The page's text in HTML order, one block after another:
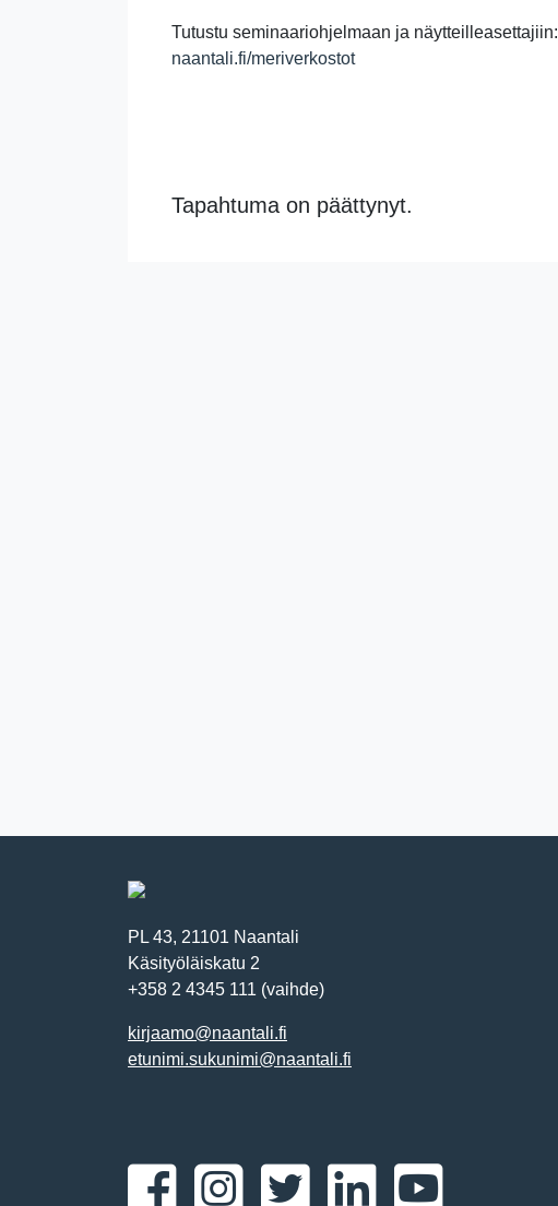
Tutustu seminaariohjelmaan ja näytteilleasettajiin:
naantali.fi/meriverkostot
Tapahtuma on päättynyt.
PL 43, 21101 Naantali
Käsityöläiskatu 2
+358 2 4345 111 (vaihde)
kirjaamo@naantali.fi
etunimi.sukunimi@naantali.fi